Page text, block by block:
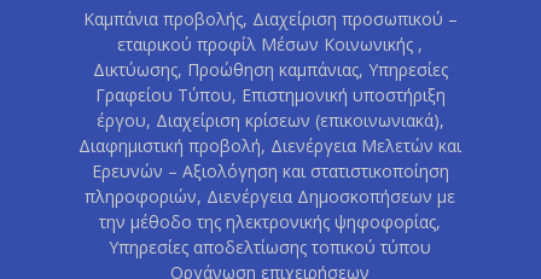
Καμπάνια προβολής, Διαχείριση προσωπικού –
εταιρικού προφίλ Μέσων Κοινωνικής ,
Δικτύωσης, Προώθηση καμπάνιας, Υπηρεσίες
Γραφείου Τύπου, Επιστημονική υποστήριξη
έργου, Διαχείριση κρίσεων (επικοινωνιακά),
Διαφημιστική προβολή, Διενέργεια Μελετών και
Ερευνών – Αξιολόγηση και στατιστικοποίηση
πληροφοριών, Διενέργεια Δημοσκοπήσεων με
την μέθοδο της ηλεκτρονικής ψηφοφορίας,
Υπηρεσίες αποδελτίωσης τοπικού τύπου
Οργάνωση επιχειρήσεων